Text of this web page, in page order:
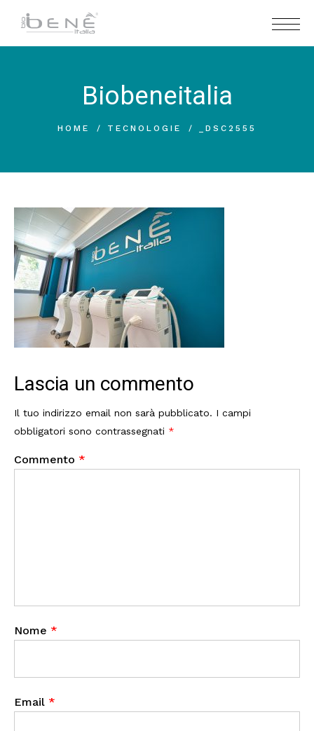
Biobeneitalia
HOME TECNOLOGIE _DSC2555
Lascia un commento
Il tuo indirizzo email non sarà pubblicato. I campi
obbligatori sono contrassegnati *
Commento *
Nome *
Email *